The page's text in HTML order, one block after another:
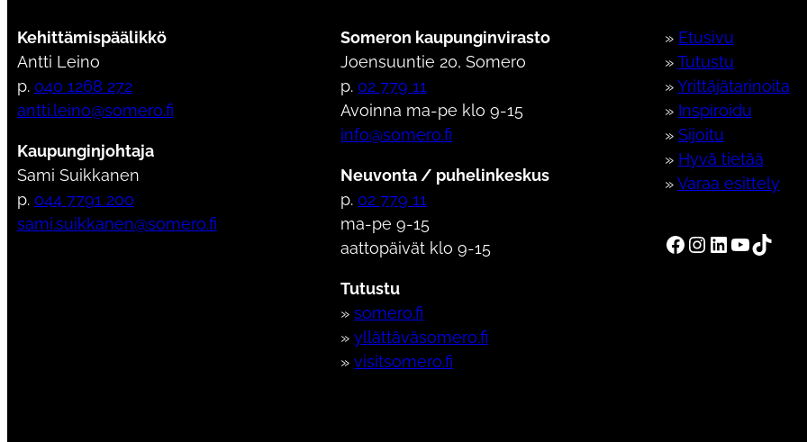
Kehittämispäälikkö
Antti Leino
p. 040 1268 272
antti.leino@somero.fi
Kaupunginjohtaja
Sami Suikkanen
p. 044 7791 200
sami.suikkanen@somero.fi
Someron kaupunginvirasto
Joensuuntie 20, Somero
p. 02 779 11
Avoinna ma-pe klo 9-15
info@somero.fi
Neuvonta / puhelinkeskus
p. 02 779 11
ma-pe 9-15
aattopäivät klo 9-15
Tutustu
»somero.fi
»yllättäväsomero.fi
»visitsomero.fi
» Etusivu
»Tutustu
»Yrittäjätarinoita
» Inspiroidu
» Sijoitu
» Hyvä tietää
»Varaa esittely
Someron kaupunki Facebookissa Someron kaupunki Instagramissa Someron kaupunki LinkedInissa Someron kaupunki Youtubessa Someron kaupunki TikTokissa